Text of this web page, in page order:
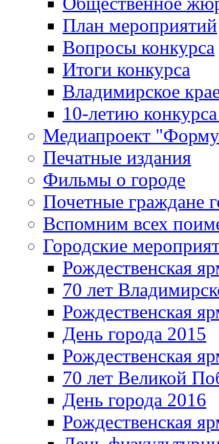
План мероприятий
Вопросы конкурса
Итоги конкурса
Владимирское
10-летию
Медиапроект
Печатные издания
Фильмы о городе
Почетные граждане
Вспомним всех
Городские
Рождественская
70 лет
Рождественская
День города 2015
Рождественская
70 лет Великой
День города 2016
Рождественская